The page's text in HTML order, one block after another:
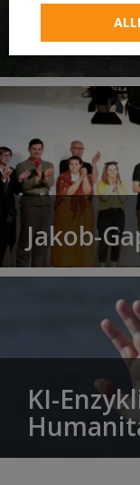
Neuer
Laudato
Jakob-
KI-